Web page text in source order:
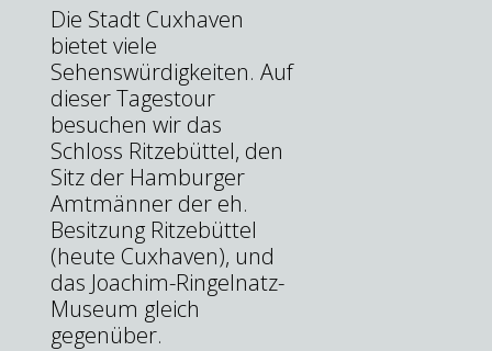
Die Stadt Cuxhaven
bietet viele
Sehenswürdigkeiten. Auf
dieser Tagestour
besuchen wir das
Schloss Ritzebüttel, den
Sitz der Hamburger
Amtmänner der eh.
Besitzung Ritzebüttel
(heute Cuxhaven), und
das Joachim-Ringelnatz-
Museum gleich
gegenüber.